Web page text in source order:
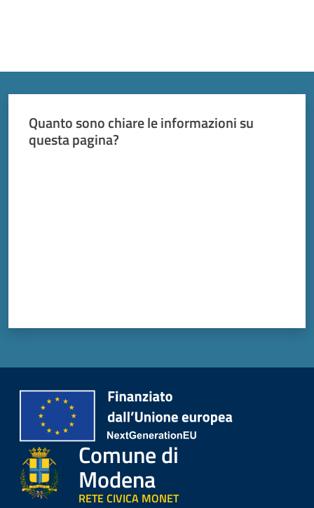
Quanto sono chiare le informazioni su
questa pagina?
Comune di
Modena
RETE CIVICA MONET